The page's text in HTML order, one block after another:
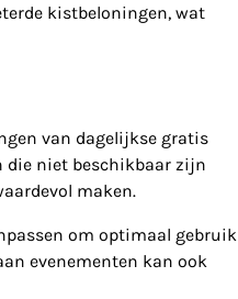
kistbeloningen, wat
van dagelijkse gratis
die niet beschikbaar zijn
maken.
om optimaal gebruik
evenementen kan ook